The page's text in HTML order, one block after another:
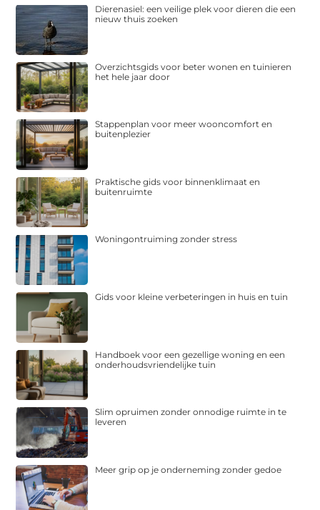
Dierenasiel: een veilige plek voor dieren die een
nieuw thuis zoeken
Overzichtsgids voor beter wonen en tuinieren
het hele jaar door
Stappenplan voor meer wooncomfort en
buitenplezier
Praktische gids voor binnenklimaat en
buitenruimte
Woningontruiming zonder stress
Gids voor kleine verbeteringen in huis en tuin
Handboek voor een gezellige woning en een
onderhoudsvriendelijke tuin
Slim opruimen zonder onnodige ruimte in te
leveren
Meer grip op je onderneming zonder gedoe